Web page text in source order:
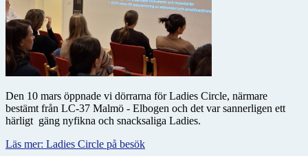
Den 10 mars öppnade vi dörrarna för Ladies Circle, närmare
bestämt från LC-37 Malmö - Elbogen och det var sannerligen ett
härligt gäng nyfikna och snacksaliga Ladies.
Läs mer: Ladies Circle på besök